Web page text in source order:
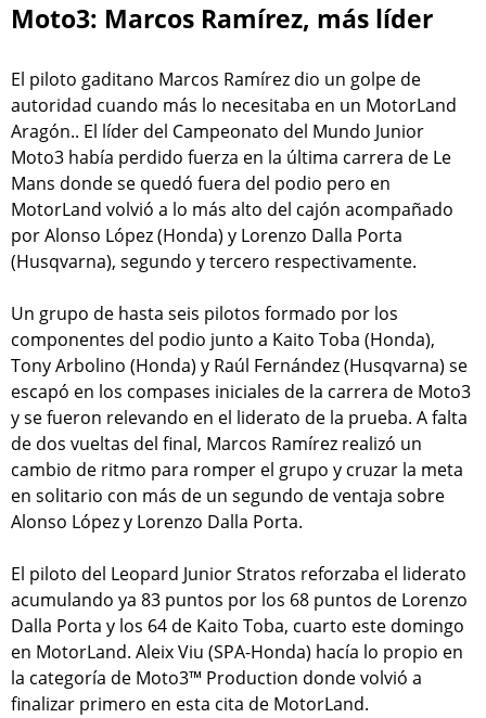
Moto3: Marcos Ramírez, más líder
El piloto gaditano Marcos Ramírez dio un golpe de
autoridad cuando más lo necesitaba en un MotorLand
Aragón.. El líder del Campeonato del Mundo Junior
Moto3 había perdido fuerza en la última carrera de Le
Mans donde se quedó fuera del podio pero en
MotorLand volvió a lo más alto del cajón acompañado
por Alonso López (Honda) y Lorenzo Dalla Porta
(Husqvarna), segundo y tercero respectivamente.
Un grupo de hasta seis pilotos formado por los
componentes del podio junto a Kaito Toba (Honda),
Tony Arbolino (Honda) y Raúl Fernández (Husqvarna) se
escapó en los compases iniciales de la carrera de Moto3
y se fueron relevando en el liderato de la prueba. A falta
de dos vueltas del final, Marcos Ramírez realizó un
cambio de ritmo para romper el grupo y cruzar la meta
en solitario con más de un segundo de ventaja sobre
Alonso López y Lorenzo Dalla Porta.
El piloto del Leopard Junior Stratos reforzaba el liderato
acumulando ya 83 puntos por los 68 puntos de Lorenzo
Dalla Porta y los 64 de Kaito Toba, cuarto este domingo
en MotorLand. Aleix Viu (SPA-Honda) hacía lo propio en
la categoría de Moto3™ Production donde volvió a
finalizar primero en esta cita de MotorLand.